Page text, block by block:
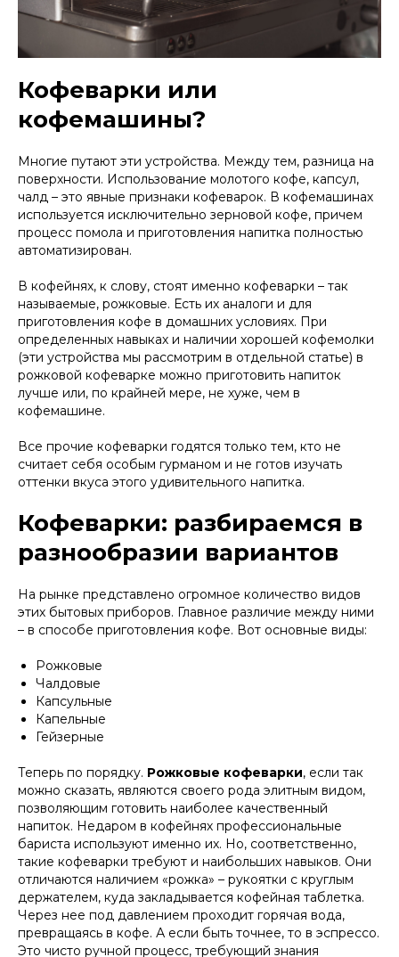
Кофеварки или
кофемашины?
Многие путают эти устройства. Между тем, разница на
поверхности. Использование молотого кофе, капсул,
чалд – это явные признаки кофеварок. В кофемашинах
используется исключительно зерновой кофе, причем
процесс помола и приготовления напитка полностью
автоматизирован.
В кофейнях, к слову, стоят именно кофеварки – так
называемые, рожковые. Есть их аналоги и для
приготовления кофе в домашних условиях. При
определенных навыках и наличии хорошей кофемолки
(эти устройства мы рассмотрим в отдельной статье) в
рожковой кофеварке можно приготовить напиток
лучше или, по крайней мере, не хуже, чем в
кофемашине.
Все прочие кофеварки годятся только тем, кто не
считает себя особым гурманом и не готов изучать
оттенки вкуса этого удивительного напитка.
Кофеварки: разбираемся в
разнообразии вариантов
На рынке представлено огромное количество видов
этих бытовых приборов. Главное различие между ними
– в способе приготовления кофе. Вот основные виды:
Рожковые
Чалдовые
Капсульные
Капельные
Гейзерные
Теперь по порядку. Рожковые кофеварки, если так
можно сказать, являются своего рода элитным видом,
позволяющим готовить наиболее качественный
напиток. Недаром в кофейнях профессиональные
бариста используют именно их. Но, соответственно,
такие кофеварки требуют и наибольших навыков. Они
отличаются наличием «рожка» – рукоятки с круглым
держателем, куда закладывается кофейная таблетка.
Через нее под давлением проходит горячая вода,
превращаясь в кофе. А если быть точнее, то в эспрессо.
Это чисто ручной процесс, требующий знания